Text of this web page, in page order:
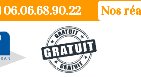
06.06.68.90.22 Nos